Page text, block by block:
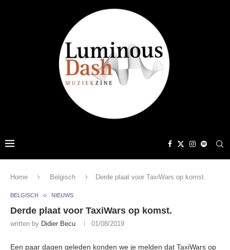
Home Belgisch Derde plaat voor TaxiWars op komst.
BELGISCH NIEUWS
Derde plaat voor TaxiWars op komst.
written by Didier Becu 01/08/2019
Een paar dagen geleden konden we je melden dat TaxiWars op